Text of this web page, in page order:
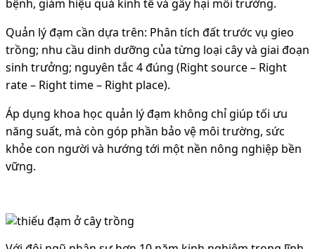
bệnh, giảm hiệu quả kinh tế và gây hại môi trường.
Quản lý đạm cần dựa trên: Phân tích đất trước vụ gieo
trồng; nhu cầu dinh dưỡng của từng loại cây và giai đoạn
sinh trưởng; nguyên tắc 4 đúng (Right source – Right
rate – Right time – Right place).
Áp dụng khoa học quản lý đạm không chỉ giúp tối ưu
năng suất, mà còn góp phần bảo vệ môi trường, sức
khỏe con người và hướng tới một nền nông nghiệp bền
vững.